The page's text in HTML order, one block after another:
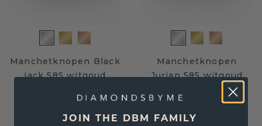
Manchetknopen Black
jack 585 witgoud
€ 3.305,-
Manchetknopen
Jurian 585 witgoud
€ 1.879,20 € 2.349,-
JOIN THE DBM FAMILY